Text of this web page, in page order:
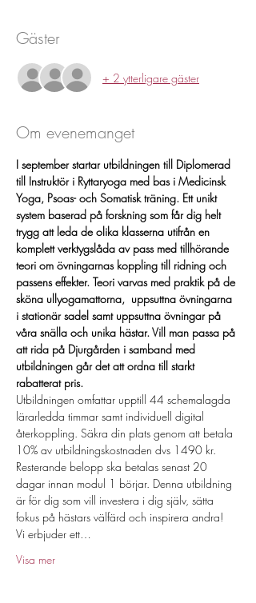
Gäster
+ 2 ytterligare gäster
Om evenemanget
I september startar utbildningen till Diplomerad
till Instruktör i Ryttaryoga med bas i Medicinsk
Yoga, Psoas- och Somatisk träning. Ett unikt
system baserad på forskning som får dig helt
trygg att leda de olika klasserna utifrån en
komplett verktygslåda av pass med tillhörande
teori om övningarnas koppling till ridning och
passens effekter. Teori varvas med praktik på de
sköna ullyogamattorna,  uppsuttna övningarna
i stationär sadel samt uppsuttna övningar på
våra snälla och unika hästar. Vill man passa på
att rida på Djurgården i samband med
utbildningen går det att ordna till starkt
rabatterat pris.
Utbildningen omfattar upptill 44 schemalagda
lärarledda timmar samt individuell digital
återkoppling. Säkra din plats genom att betala
10% av utbildningskostnaden dvs 1490 kr.
Resterande belopp ska betalas senast 20
dagar innan modul 1 börjar. Denna utbildning
är för dig som vill investera i dig själv, sätta
fokus på hästars välfärd och inspirera andra!
Vi erbjuder ett…
Visa mer